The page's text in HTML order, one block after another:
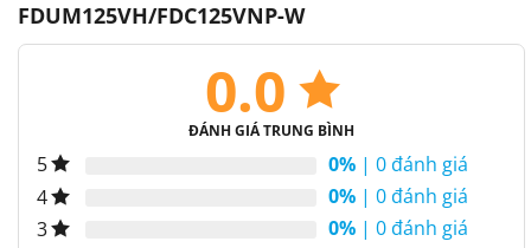
FDUM125VH/FDC125VNP-W
0.0
ĐÁNH GIÁ TRUNG BÌNH
5 0% | 0 đánh giá
4
0% | 0 đánh giá
3
0% | 0 đánh giá